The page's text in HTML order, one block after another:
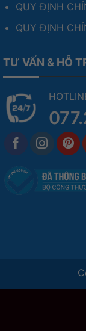
QUY ĐỊNH
QUY ĐỊNH
TƯ VẤN & HỖ